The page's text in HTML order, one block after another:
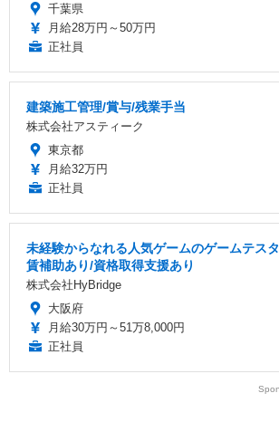
千葉県
月給28万円～50万円
正社員
建築施工管理/賞与/残業手当
株式会社アスティーク
東京都
月給32万円
正社員
未経験からなれる人気ゲームのゲームテス
賃補助あり/資格取得支援あり
株式会社HyBridge
大阪府
月給30万円～51万8,000円
正社員